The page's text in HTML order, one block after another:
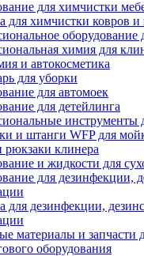
для химчистки
для химчистки ковров и
оборудование
химия для
и автокосметика
для уборки
для автомоек
для детейлинга
инструменты
и штанги WFP для
клинера
и жидкости для
для дезинфекции,
для дезинфекции,
материалы и запчасти
оборудования